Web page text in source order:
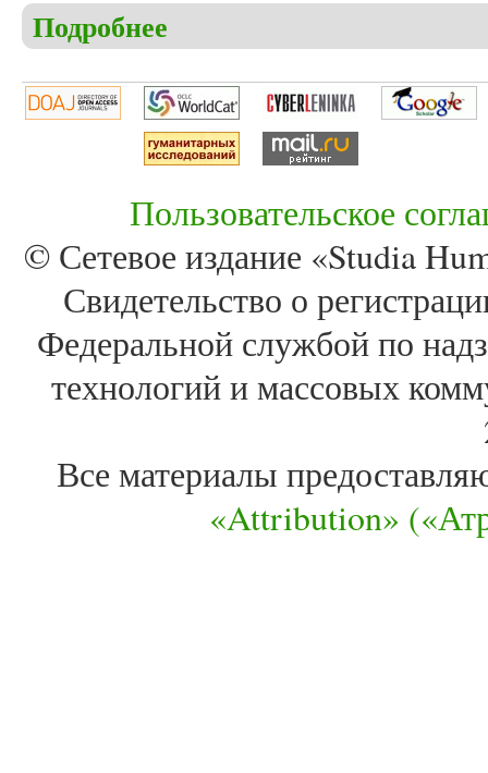
Подробнее
Пользовательское
© Сетевое издание «Studia
Свидетельство о
Федеральной службой по
технологий и массовых
Все материалы
«Attribution»